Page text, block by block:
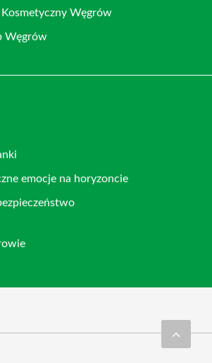
Kosmetyczny Węgrów
Węgrów
emocje na horyzoncie